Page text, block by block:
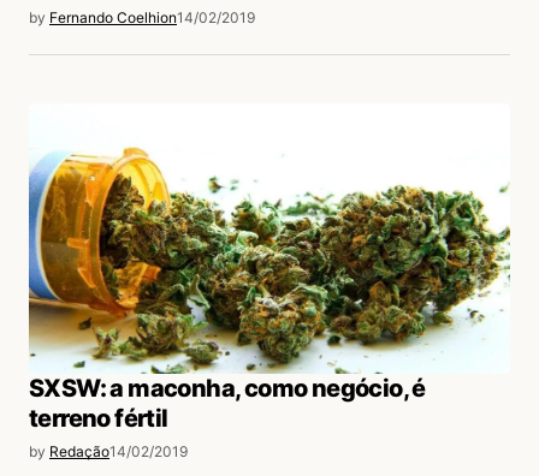
by Fernando Coelhion14/02/2019
SXSW: a maconha, como negócio, é
terreno fértil
by Redação14/02/2019